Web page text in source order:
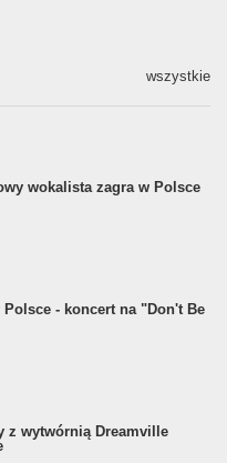
wszystkie
wokalista zagra w Polsce
Polsce - koncert na "Don't Be
z wytwórnią Dreamville